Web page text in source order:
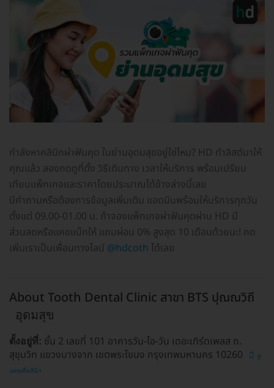
กำลังหาคลินิกผ่าฟันคุด ในย่านอุดมสุขอยู่ใช่ไหม? HD ทำลิสต์มาให้
คุณแล้ว ลองกดดูที่ตั้ง วิธีเดินทาง เวลาให้บริการ พร้อมเปรียบ
เทียบแพ็กเกจและราคาโดยประมาณได้ข้างล่างนี้เลย
มีคำถามหรือต้องการข้อมูลเพิ่มเติม แอดมินพร้อมให้บริการทุกวัน
ตั้งแต่ 09.00-01.00 น. ถ้าจองแพ็กเกจผ่าฟันคุดผ่าน HD มี
ส่วนลดหรือแคชแบ็กให้ แถมผ่อน 0% สูงสุด 10 เดือนด้วยนะ! กด
เพิ่มเราเป็นเพื่อนทางไลน์ @hdcoth ได้เลย
About Tooth Dental Clinic สาขา BTS ปุณณวิถี
อุดมสุข
ตั้งอยู่ที่: ชั้น 2 เลขที่ 101 อาคารวัน-โอ-วัน เดอะเทิร์ดเพลส ถ.
สุขุมวิท แขวงบางจาก เขตพระโขนง กรุงเทพมหานคร 10260
ดู
แผนที่คลินิก